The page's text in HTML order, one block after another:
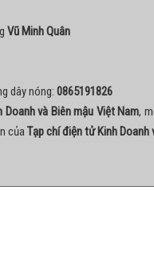
Vũ Minh Quân
dây nóng: 0865191826
và Biên mậu Việt Nam,
củaTạp chí điện tử Kinh Doanh